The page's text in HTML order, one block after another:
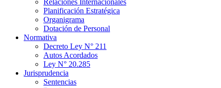
Relaciones Internacionales
Planificación Estratégica
Organigrama
Dotación de Personal
Normativa
Decreto Ley N° 211
Autos Acordados
Ley N° 20.285
Jurisprudencia
Sentencias